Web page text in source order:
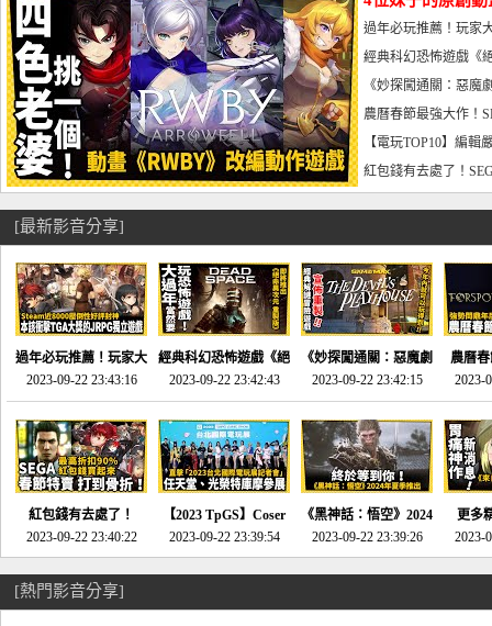
曝光_電玩宅速配
過年必玩推薦！玩家
宅速配20230126
經典科幻恐怖遊戲《
懼體驗-電玩宅速配
《妙探闖通關：惡
到!!-電玩宅速配
農曆春節最強大作！
電玩宅速配20230123
【電玩TOP10】編
了，封面圖直接雷你
紅包錢有去處了！
宅速配20230119
[最新影音分享]
過年必玩推薦！玩家大
推的JRPG神作《神之
天平》介紹！-電玩宅
速配20230126
2023-09-22 23:43:16
經典科幻恐怖遊戲《絕
命異次元 重製版》重
回「石村號」的恐懼體
驗-電玩宅速配
20230125
2023-09-22 23:42:43
《妙探闖通關：惡魔劇
場》將推出「重製
版」!!!今年就能玩到!!-
電玩宅速配20230124
2023-09-22 23:42:15
農曆
SE社
動作角
電玩宅
2023-
紅包錢有去處了！
SEGA春節特賣 超過85
款遊戲打到骨折-電玩
宅速配20230119
2023-09-22 23:40:22
【2023 TpGS】Coser
和Show Girl搶先看！
直擊展前記者會-電玩
2023-09-22 23:39:54
《黑神話：悟空》2024
年夏季推出！確定不會
延期齁？-電玩宅速配
2023-09-22 23:39:26
更多
《來
金鄉
2023-
[熱門影音分享]